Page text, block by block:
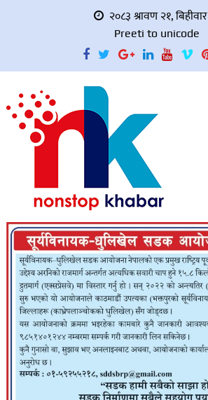
२०८३ श्रावण २१, बिहीवार
Preeti to unicode